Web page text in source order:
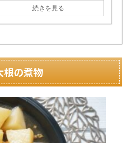
続きを見る
根の煮物